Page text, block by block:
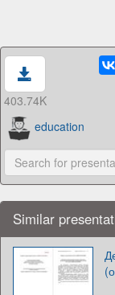
403.74K
education
Similar